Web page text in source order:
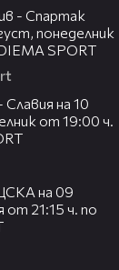
- Спартак
понеделник
SPORT
на 10
от 19:00 ч.
на 09
от 21:15 ч. по